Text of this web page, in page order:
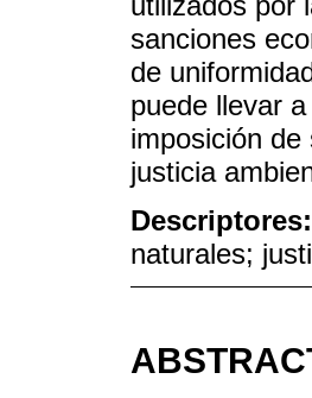
sanciones
de
puede llevar
imposición
justicia
Descriptores:
naturales;